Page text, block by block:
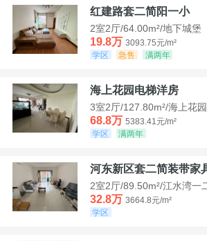
红建路套二简阳一小
2室2厅/64.00m²/地下城堡
19.8万 3093.75元/m²
学区
急售 满两年
海上花园电梯洋房
3室2厅/127.80m²/海上花
68.8万 5383.41元/m²
学区
满两年
河东新区套二简装带家
2室2厅/89.50m²/江水湾一
32.8万 3664.8元/m²
学区